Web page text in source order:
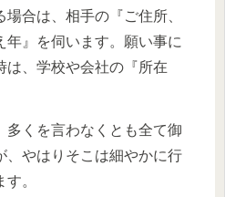
合は、相手の『ご住所、
年』を伺います。願い事に
は、学校や会社の『所在
多くを言わなくとも全て御
、やはりそこは細やかに行
。